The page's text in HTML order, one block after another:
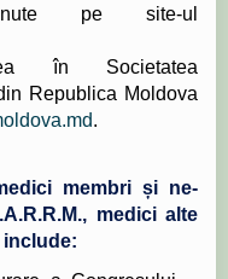
pe site-ul
în Societatea
Republica Moldova
.
membri și ne-
medici alte